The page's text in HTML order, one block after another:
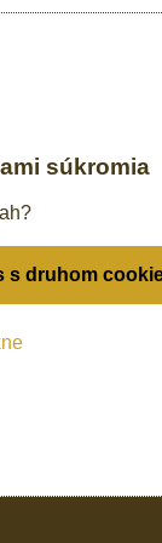
súkromia
s druhom